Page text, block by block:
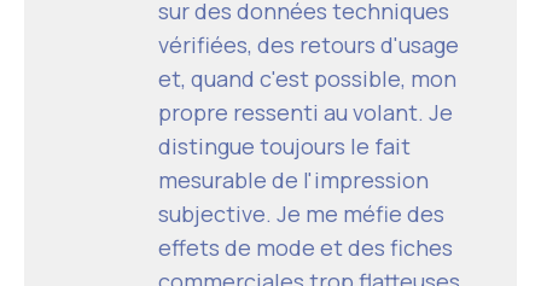
sur des données techniques
vérifiées, des retours d'usage
et, quand c'est possible, mon
propre ressenti au volant. Je
distingue toujours le fait
mesurable de l'impression
subjective. Je me méfie des
effets de mode et des fiches